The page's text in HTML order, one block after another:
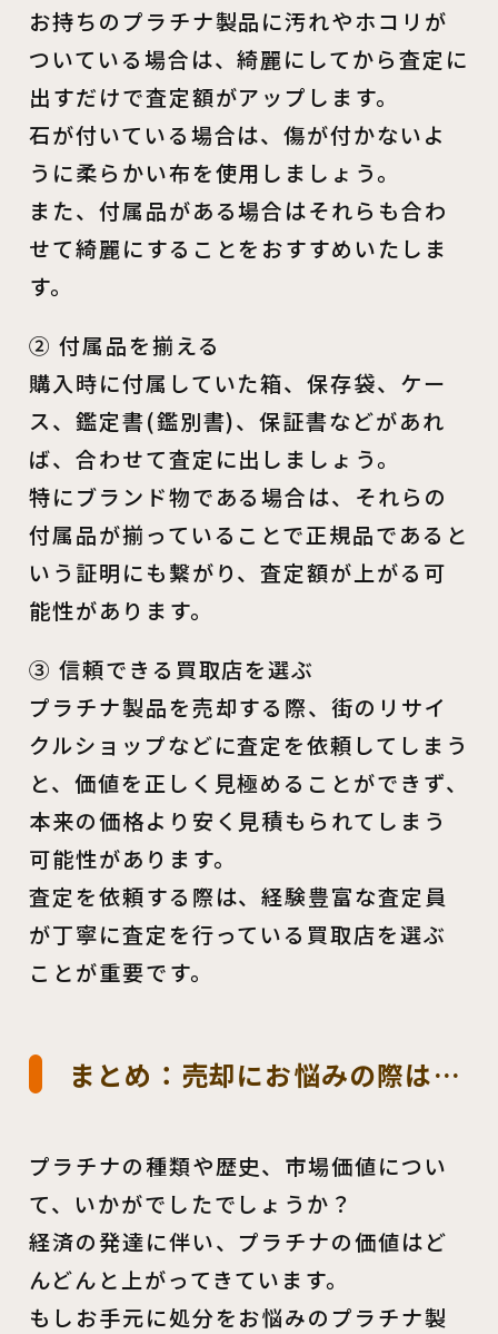
お持ちのプラチナ製品に汚れやホコリが
ついている場合は、綺麗にしてから査定に
出すだけで査定額がアップします。
石が付いている場合は、傷が付かないよ
うに柔らかい布を使用しましょう。
また、付属品がある場合はそれらも合わ
せて綺麗にすることをおすすめいたしま
す。
② 付属品を揃える
購入時に付属していた箱、保存袋、ケー
ス、鑑定書(鑑別書)、保証書などがあれ
ば、合わせて査定に出しましょう。
特にブランド物である場合は、それらの
付属品が揃っていることで正規品であると
いう証明にも繋がり、査定額が上がる可
能性があります。
③ 信頼できる買取店を選ぶ
プラチナ製品を売却する際、街のリサイ
クルショップなどに査定を依頼してしまう
と、価値を正しく見極めることができず、
本来の価格より安く見積もられてしまう
可能性があります。
査定を依頼する際は、経験豊富な査定員
が丁寧に査定を行っている買取店を選ぶ
ことが重要です。
まとめ：売却にお悩みの際は…
プラチナの種類や歴史、市場価値につい
て、いかがでしたでしょうか？
経済の発達に伴い、プラチナの価値はど
んどんと上がってきています。
もしお手元に処分をお悩みのプラチナ製